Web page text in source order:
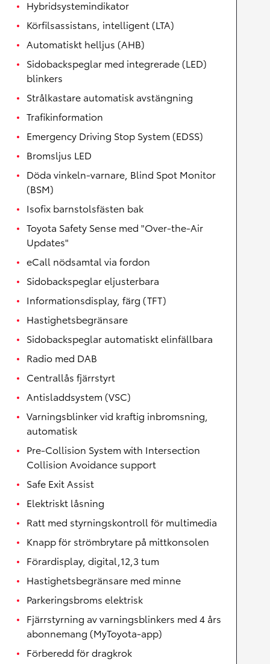
Hybridsystemindikator
Körfilsassistans, intelligent (LTA)
Automatiskt helljus (AHB)
Sidobackspeglar med integrerade (LED)
blinkers
Strålkastare automatisk avstängning
Trafikinformation
Emergency Driving Stop System (EDSS)
Bromsljus LED
Döda vinkeln-varnare, Blind Spot Monitor
(BSM)
Isofix barnstolsfästen bak
Toyota Safety Sense med "Over-the-Air
Updates"
eCall nödsamtal via fordon
Sidobackspeglar eljusterbara
Informationsdisplay, färg (TFT)
Hastighetsbegränsare
Sidobackspeglar automatiskt elinfällbara
Radio med DAB
Centrallås fjärrstyrt
Antisladdsystem (VSC)
Varningsblinker vid kraftig inbromsning,
automatisk
Pre-Collision System with Intersection
Collision Avoidance support
Safe Exit Assist
Elektriskt låsning
Ratt med styrningskontroll för multimedia
Knapp för strömbrytare på mittkonsolen
Förardisplay, digital,12,3 tum
Hastighetsbegränsare med minne
Parkeringsbroms elektrisk
Fjärrstyrning av varningsblinkers med 4 års
abonnemang (MyToyota-app)
Förberedd för dragkrok